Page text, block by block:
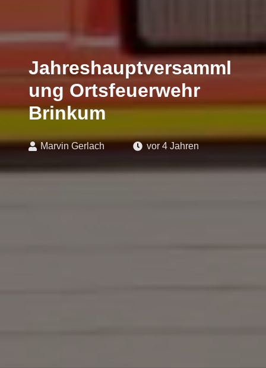
Jahreshauptversamml
ung Ortsfeuerwehr
Brinkum
Marvin Gerlach vor 4 Jahren